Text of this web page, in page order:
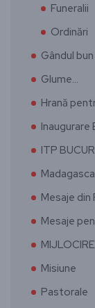
Funeralii
Ordinări
Gândul
Glume…
Hrană
Inaugurare
ITP
Mesaje din
Mesaje
MIJLOCIRE
Misiune
Pastorale